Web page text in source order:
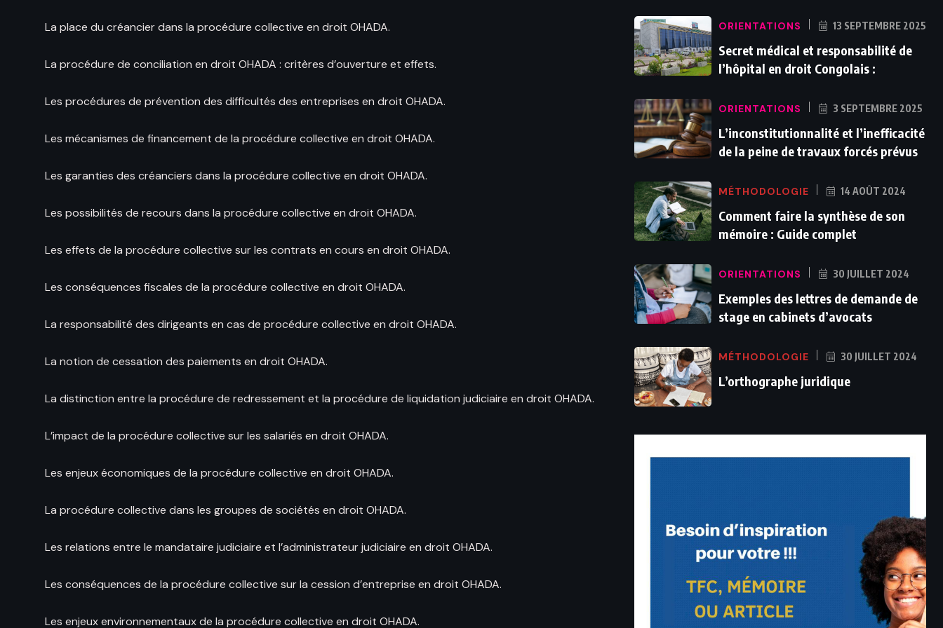
La place du créancier dans la procédure collective en droit OHADA.
La procédure de conciliation en droit OHADA : critères d’ouverture et effets.
Les procédures de prévention des difficultés des entreprises en droit OHADA.
Les mécanismes de financement de la procédure collective en droit OHADA.
Les garanties des créanciers dans la procédure collective en droit OHADA.
Les possibilités de recours dans la procédure collective en droit OHADA.
Les effets de la procédure collective sur les contrats en cours en droit OHADA.
Les conséquences fiscales de la procédure collective en droit OHADA.
La responsabilité des dirigeants en cas de procédure collective en droit OHADA.
La notion de cessation des paiements en droit OHADA.
La distinction entre la procédure de redressement et la procédure de liquidation judiciaire en droit OHADA.
L’impact de la procédure collective sur les salariés en droit OHADA.
Les enjeux économiques de la procédure collective en droit OHADA.
La procédure collective dans les groupes de sociétés en droit OHADA.
Les relations entre le mandataire judiciaire et l’administrateur judiciaire en droit OHADA.
Les conséquences de la procédure collective sur la cession d’entreprise en droit OHADA.
Les enjeux environnementaux de la procédure collective en droit OHADA.
ORIENTATIONS 13 SEPTEMBRE 2025
Secret médical et responsabilité de
l’hôpital en droit Congolais :
ORIENTATIONS 3 SEPTEMBRE 2025
L’inconstitutionnalité et l’inefficacité
de la peine de travaux forcés prévus
MÉTHODOLOGIE 14 AOÛT 2024
Comment faire la synthèse de son
mémoire : Guide complet
ORIENTATIONS 30 JUILLET 2024
Exemples des lettres de demande de
stage en cabinets d’avocats
MÉTHODOLOGIE 30 JUILLET 2024
L’orthographe juridique